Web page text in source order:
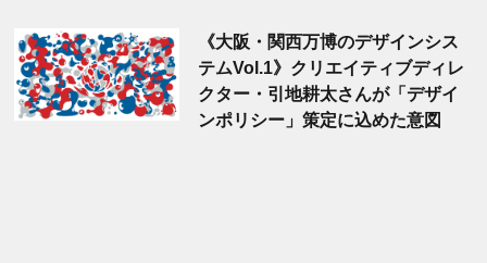
《大阪・関西万博のデザインシス
テムVol.1》クリエイティブディレ
クター・引地耕太さんが「デザイ
ンポリシー」策定に込めた意図